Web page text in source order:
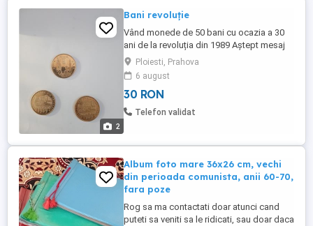
2
Bani revoluție
Vând monede de 50 bani cu ocazia a 30
ani de la revoluția din 1989 Aștept mesaj
Preț negociabil
Ploiesti, Prahova
6 august
30 RON
Telefon validat
Album foto mare 36x26 cm, vechi
din perioada comunista, anii 60-70,
fara poze
Rog sa ma contactati doar atunci cand
puteti sa veniti sa le ridicati, sau doar daca